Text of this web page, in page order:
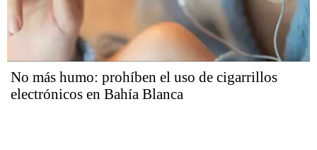
No más humo: prohíben el uso de cigarrillos
electrónicos en Bahía Blanca